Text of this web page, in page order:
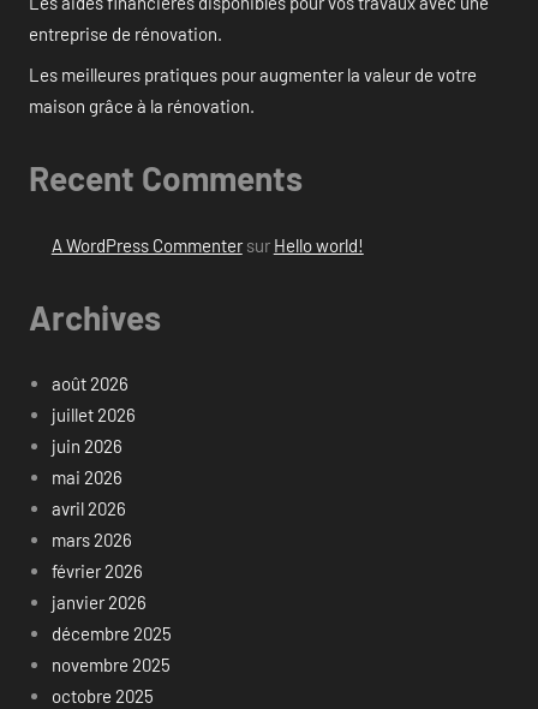
entreprise de rénovation.
Les meilleures pratiques pour augmenter la valeur de votre
maison grâce à la rénovation.
Recent Comments
A WordPress Commentersur Hello world!
Archives
août 2026
juillet 2026
juin 2026
mai 2026
avril 2026
mars 2026
février 2026
janvier 2026
décembre 2025
novembre 2025
octobre 2025